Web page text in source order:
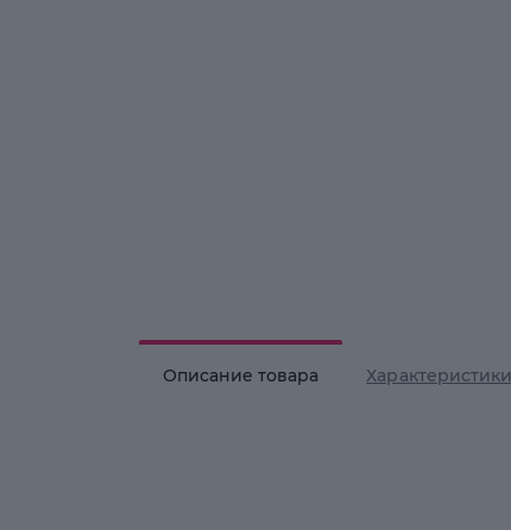
Описание товара Характеристики